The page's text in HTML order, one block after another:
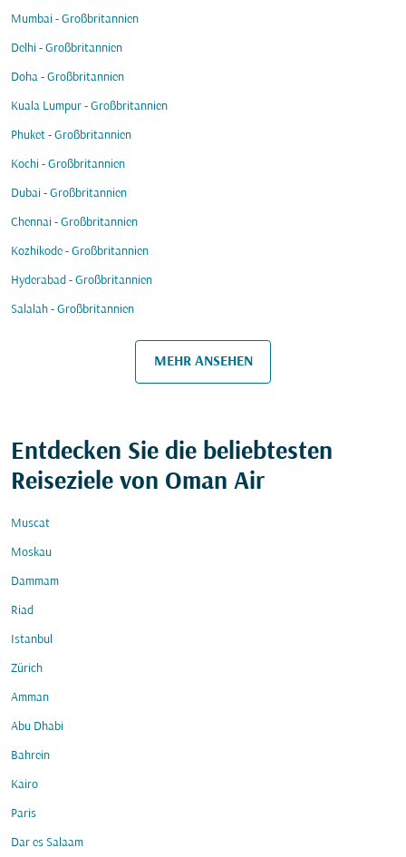
Mumbai - Großbritannien
Delhi - Großbritannien
Doha - Großbritannien
Kuala Lumpur - Großbritannien
Phuket - Großbritannien
Kochi - Großbritannien
Dubai - Großbritannien
Chennai - Großbritannien
Kozhikode - Großbritannien
Hyderabad - Großbritannien
Salalah - Großbritannien
MEHR ANSEHEN
Entdecken Sie die beliebtesten
Reiseziele von Oman Air
Muscat
Moskau
Dammam
Riad
Istanbul
Zürich
Amman
Abu Dhabi
Bahrein
Kairo
Paris
Dar es Salaam